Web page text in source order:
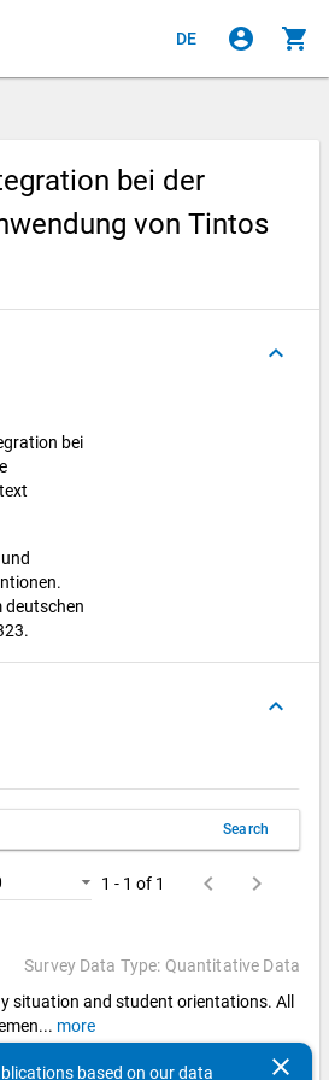
DE account_circle shopping_cart
bei der
von Tintos
keyboard_arrow_up
bei
deutschen
keyboard_arrow_up
Search
1 - 1 of 1 keyboard_arrow_left
keyboard_arrow_right
Survey Data Type: Quantitative Data
situation and student orientations. All
... more
1 - 1 of 1 keyboard_arrow_left clear
based on our data